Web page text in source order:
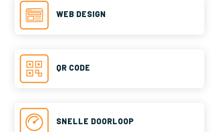
WEB DESIGN
QR CODE
SNELLE DOORLOOP